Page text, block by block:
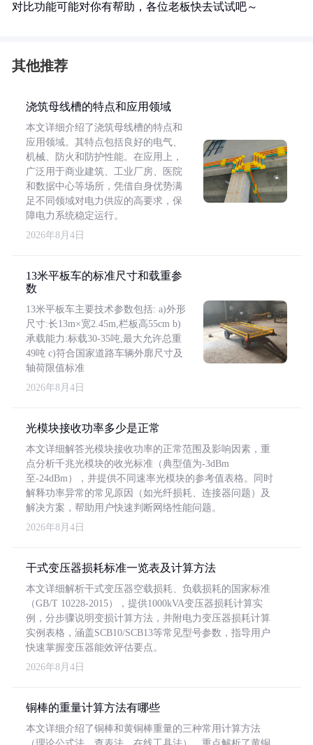
对比功能可能对你有帮助，各位老板快去试试吧～
其他推荐
浇筑母线槽的特点和应用领域
本文详细介绍了浇筑母线槽的特点和
应用领域。其特点包括良好的电气、
机械、防火和防护性能。在应用上，
广泛用于商业建筑、工业厂房、医院
和数据中心等场所，凭借自身优势满
足不同领域对电力供应的高要求，保
障电力系统稳定运行。
2026年8月4日
13米平板车的标准尺寸和载重参
数
13米平板车主要技术参数包括: a)外形
尺寸:长13m×宽2.45m,栏板高55cm b)
承载能力:标载30-35吨,最大允许总重
49吨 c)符合国家道路车辆外廓尺寸及
轴荷限值标准
2026年8月4日
光模块接收功率多少是正常
本文详细解答光模块接收功率的正常范围及影响因素，重
点分析千兆光模块的收光标准（典型值为-3dBm
至-24dBm），并提供不同速率光模块的参考值表格。同时
解释功率异常的常见原因（如光纤损耗、连接器问题）及
解决方案，帮助用户快速判断网络性能问题。
2026年8月4日
干式变压器损耗标准一览表及计算方法
本文详细解析干式变压器空载损耗、负载损耗的国家标准
（GB/T 10228-2015），提供1000kVA变压器损耗计算实
例，分步骤说明变损计算方法，并附电力变压器损耗计算
实例表格，涵盖SCB10/SCB13等常见型号参数，指导用户
快速掌握变压器能效评估要点。
2026年8月4日
铜棒的重量计算方法有哪些
本文详细介绍了铜棒和黄铜棒重量的三种常用计算方法